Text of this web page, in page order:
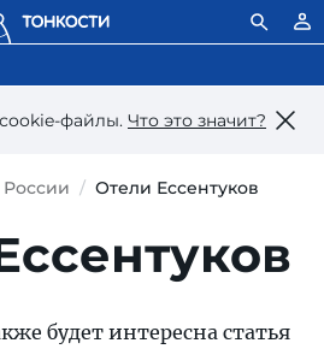
файлы. Что это значит?
Отели Ессентуков
будет интересна статья